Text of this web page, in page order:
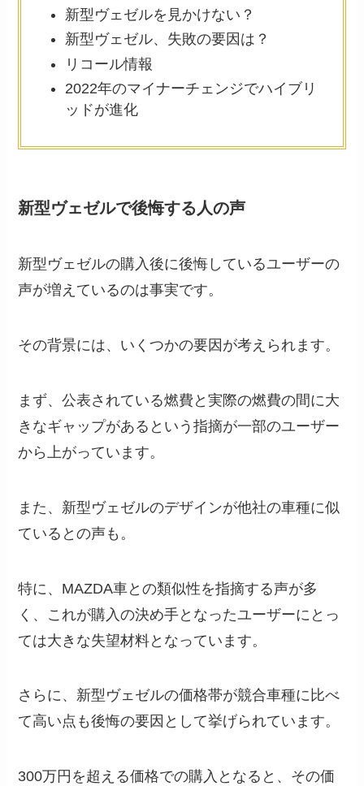
新型ヴェゼルを見かけない？
新型ヴェゼル、失敗の要因は？
リコール情報
2022年のマイナーチェンジでハイブリ
ッドが進化
新型ヴェゼルで後悔する人の声
新型ヴェゼルの購入後に後悔しているユーザーの
声が増えているのは事実です。
その背景には、いくつかの要因が考えられます。
まず、公表されている燃費と実際の燃費の間に大
きなギャップがあるという指摘が一部のユーザー
から上がっています。
また、新型ヴェゼルのデザインが他社の車種に似
ているとの声も。
特に、MAZDA車との類似性を指摘する声が多
く、これが購入の決め手となったユーザーにとっ
ては大きな失望材料となっています。
さらに、新型ヴェゼルの価格帯が競合車種に比べ
て高い点も後悔の要因として挙げられています。
300万円を超える価格での購入となると、その価